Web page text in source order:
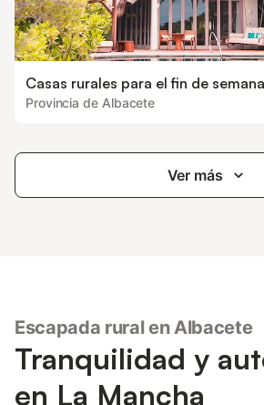
Casas rurales para el fin de semana
Provincia de Albacete
Ver más
Escapada rural en Albacete
Tranquilidad y
en La Mancha